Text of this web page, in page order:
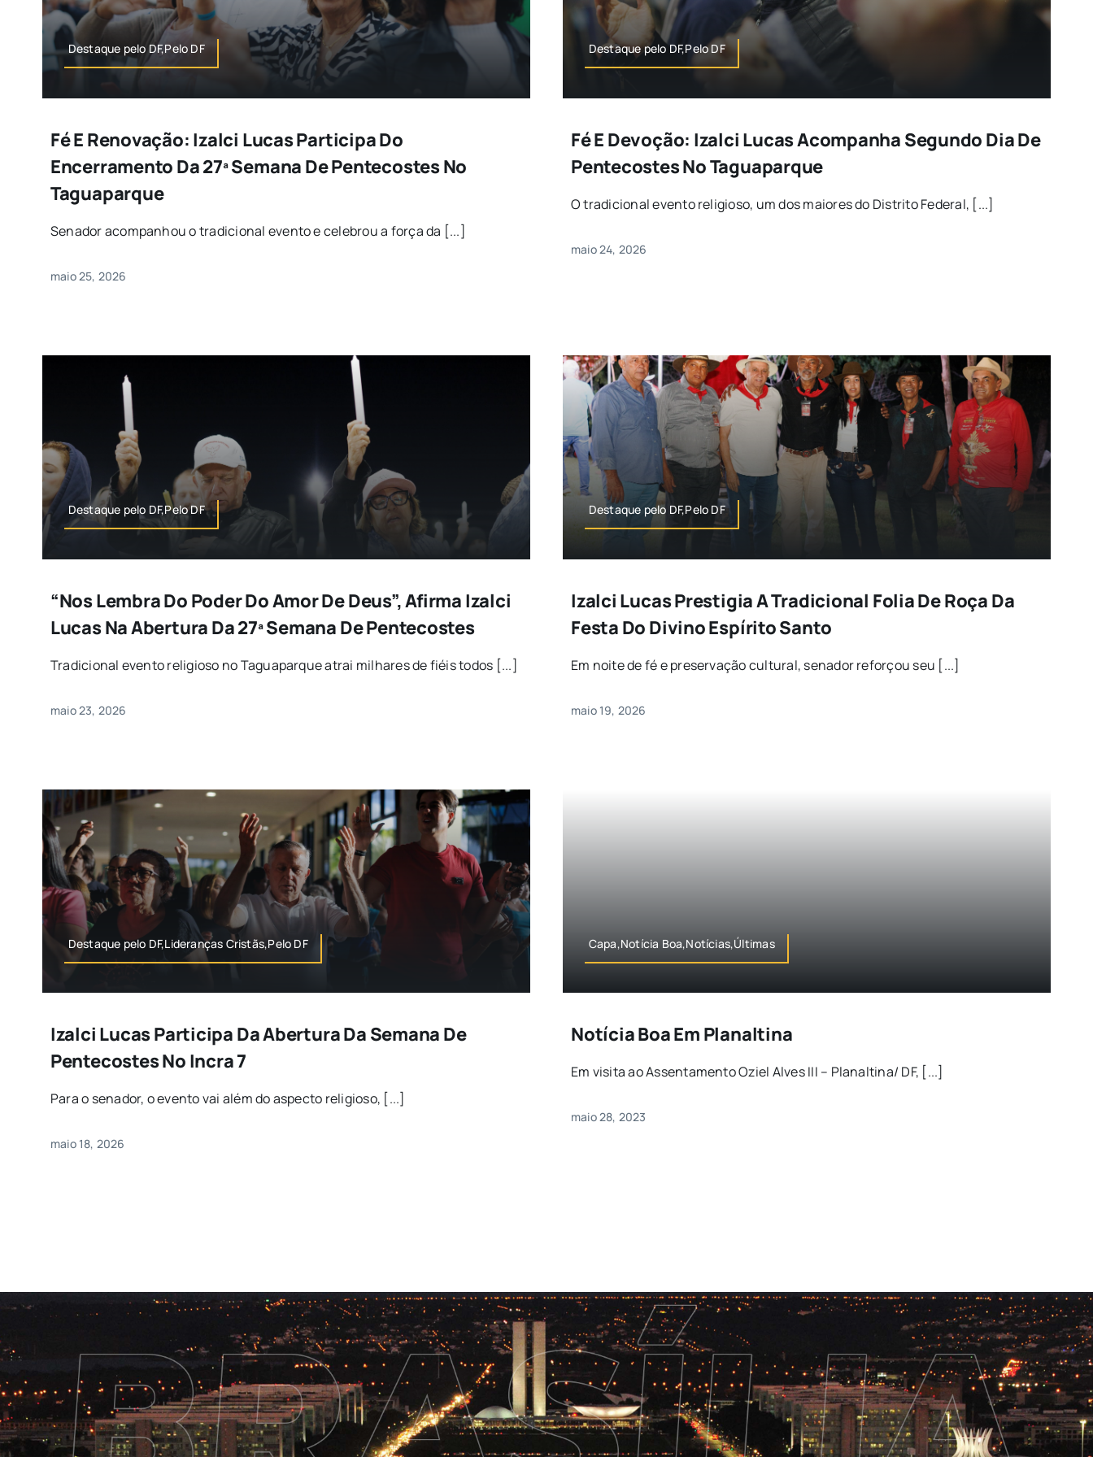
Destaque pelo DF,Pelo DF
Fé E Renovação: Izalci Lucas Participa Do
Encerramento Da 27ª Semana De Pentecostes No
Taguaparque
Senador acompanhou o tradicional evento e celebrou a força da [...]
maio 25, 2026
Destaque pelo DF,Pelo DF
Fé E Devoção: Izalci Lucas Acompanha Segundo Dia De
Pentecostes No Taguaparque
O tradicional evento religioso, um dos maiores do Distrito Federal, [...]
maio 24, 2026
Destaque pelo DF,Pelo DF
“Nos Lembra Do Poder Do Amor De Deus”, Afirma Izalci
Lucas Na Abertura Da 27ª Semana De Pentecostes
Tradicional evento religioso no Taguaparque atrai milhares de fiéis todos [...]
maio 23, 2026
Destaque pelo DF,Pelo DF
Izalci Lucas Prestigia A Tradicional Folia De Roça Da
Festa Do Divino Espírito Santo
Em noite de fé e preservação cultural, senador reforçou seu [...]
maio 19, 2026
Destaque pelo DF,Lideranças Cristãs,Pelo DF
Izalci Lucas Participa Da Abertura Da Semana De
Pentecostes No Incra 7
Para o senador, o evento vai além do aspecto religioso, [...]
maio 18, 2026
Capa,Notícia Boa,Notícias,Últimas
Notícia Boa Em Planaltina
Em visita ao Assentamento Oziel Alves III – Planaltina/ DF, [...]
maio 28, 2023